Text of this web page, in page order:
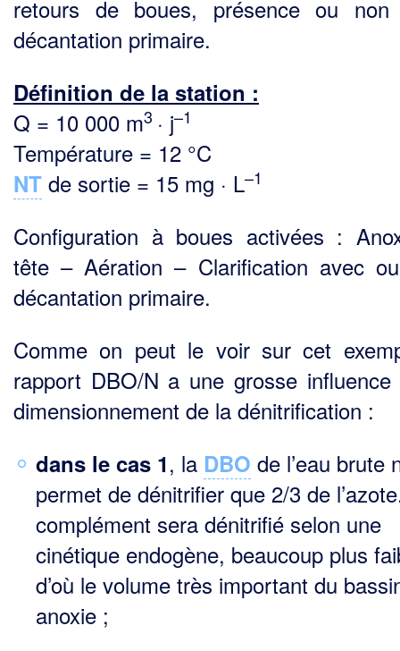
retours de boues, présence ou non
décantation primaire.
Définition de la station :
Q = 10 000 m3 · j–1
Température = 12 °C
NT de sortie = 15 mg · L–1
Configuration à boues activées :
tête – Aération – Clarification avec
décantation pri­maire.
Comme on peut le voir sur cet
rapport DBO/N a une grosse
dimensionnement de la dénitrification :
dans le cas 1, la DBO de l’eau brute
permet de dénitrifier que 2/3 de
complément sera déni­trifié selon une
cinétique endogène, beaucoup plus
d’où le volume très important du
anoxie ;